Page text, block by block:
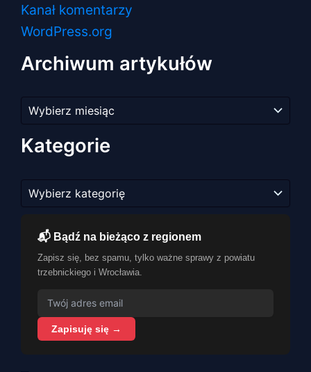
Kanał komentarzy
WordPress.org
Archiwum artykułów
artykułów
Kategorie
📬 Bądź na bieżąco z regionem
Zapisz się, bez spamu, tylko ważne sprawy z powiatu
trzebnickiego i Wrocławia.
Zapisuję się →